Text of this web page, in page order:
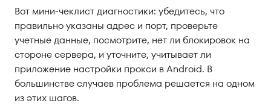
Вот мини-чеклист диагностики: убедитесь, что
правильно указаны адрес и порт, проверьте
учетные данные, посмотрите, нет ли блокировок на
стороне сервера, и уточните, учитывает ли
приложение настройки прокси в Android. В
большинстве случаев проблема решается на одном
из этих шагов.